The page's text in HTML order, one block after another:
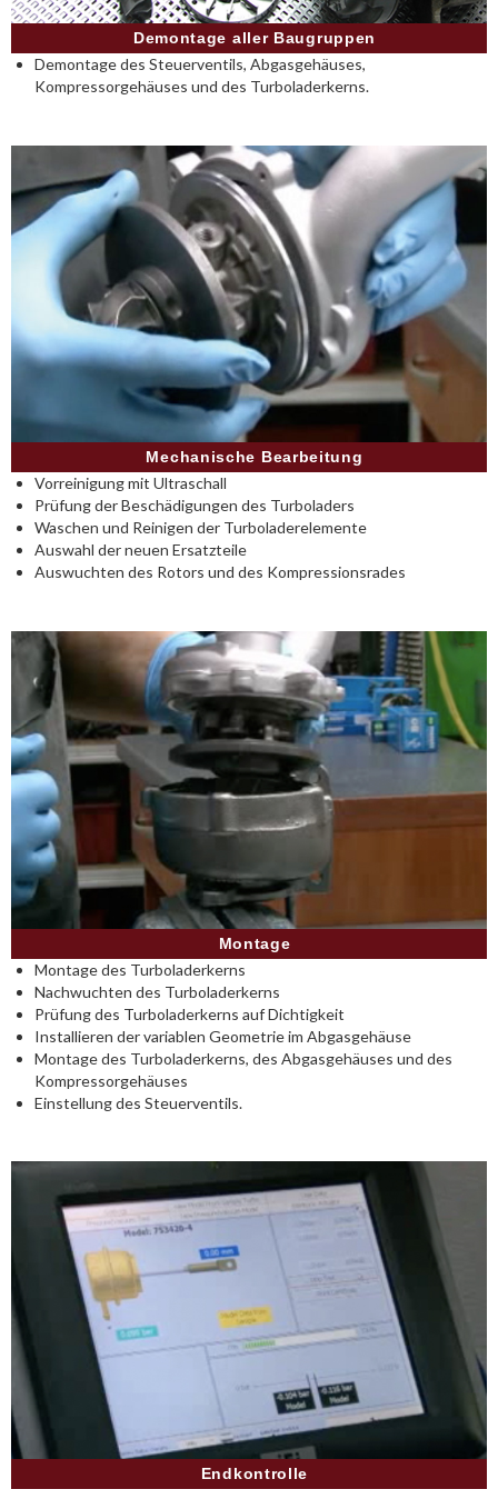
Demontage aller Baugruppen
Demontage des Steuerventils, Abgasgehäuses,
Kompressorgehäuses und des Turboladerkerns.
Mechanische Bearbeitung
Vorreinigung mit Ultraschall
Prüfung der Beschädigungen des Turboladers
Waschen und Reinigen der Turboladerelemente
Auswahl der neuen Ersatzteile
Auswuchten des Rotors und des Kompressionsrades
Montage
Montage des Turboladerkerns
Nachwuchten des Turboladerkerns
Prüfung des Turboladerkerns auf Dichtigkeit
Installieren der variablen Geometrie im Abgasgehäuse
Montage des Turboladerkerns, des Abgasgehäuses und des
Kompressorgehäuses
Einstellung des Steuerventils.
Endkontrolle